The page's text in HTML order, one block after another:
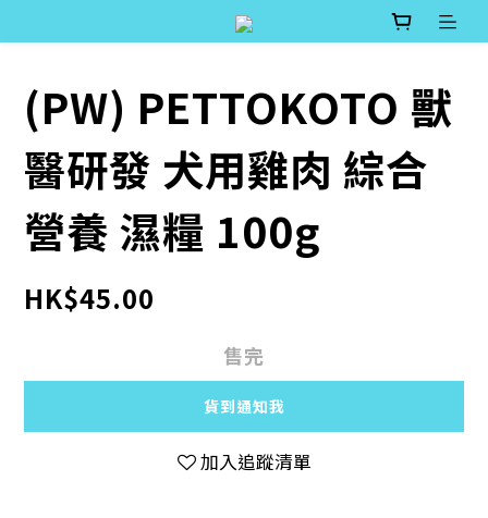
(PW) PETTOKOTO 獸
醫研發 犬用雞肉 綜合
營養 濕糧 100g
HK$45.00
售完
貨到通知我
加入追蹤清單